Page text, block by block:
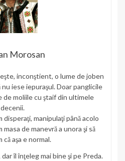
Morosan
inconştient, o lume de joben
iese iepuraşul. Doar panglicile
de moliile cu ştaif din ultimele
decenii.
manipulaţi până acolo
de manevră a unora şi să
că aşa e normal.
îl înţeleg mai bine şi pe Preda.